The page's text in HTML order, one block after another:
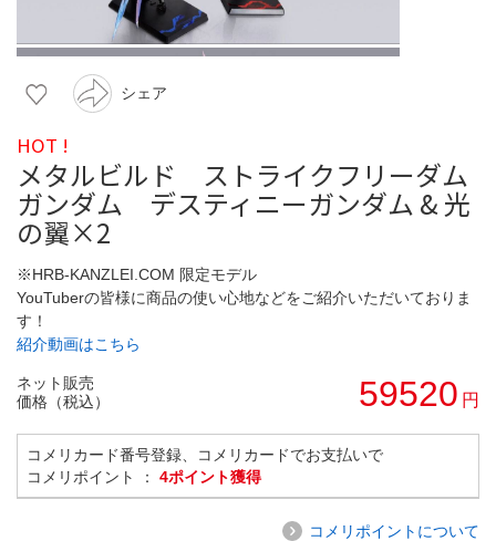
シェア
HOT !
メタルビルド ストライクフリーダム
ガンダム デスティニーガンダム & 光
の翼×2
※HRB-KANZLEI.COM 限定モデル
YouTuberの皆様に商品の使い心地などをご紹介いただいておりま
す！
紹介動画はこちら
ネット販売
価格（税込）
59520 円
コメリカード番号登録、コメリカードでお支払いで
コメリポイント ： 4ポイント獲得
コメリポイントについて